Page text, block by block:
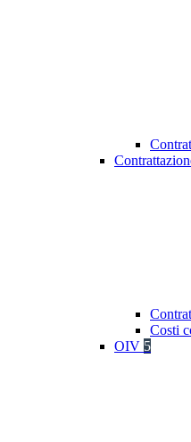
Costi
OIV 5